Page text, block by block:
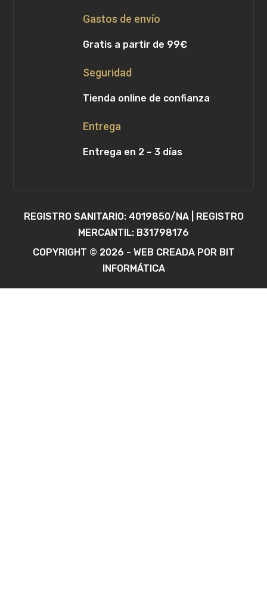
Gastos de envío
Gratis a partir de 99€
Seguridad
Tienda online de confianza
Entrega
Entrega en 2 – 3 días
REGISTRO SANITARIO: 4019850/NA | REGISTRO
MERCANTIL: B31798176
COPYRIGHT © 2026 - WEB CREADA POR BIT
INFORMÁTICA